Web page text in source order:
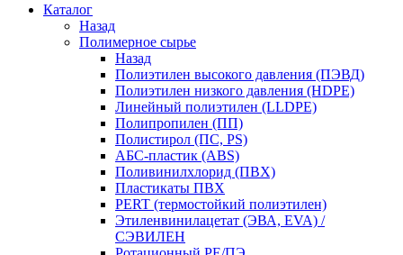
Каталог
Назад
Полимерное сырье
Назад
Полиэтилен высокого давления (ПЭВД)
Полиэтилен низкого давления (HDPE)
Линейный полиэтилен (LLDPE)
Полипропилен (ПП)
Полистирол (ПС, PS)
АБС-пластик (ABS)
Поливинилхлорид (ПВХ)
Пластикаты ПВХ
PERT (термостойкий полиэтилен)
Этиленвинилацетат (ЭВА, EVA) /
СЭВИЛЕН